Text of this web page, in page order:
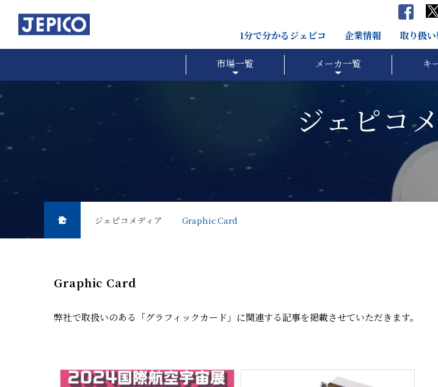
1分で分かるジェピコ 企業情報 取り扱
市場一覧 メーカ一覧 キ
ジェピコ
ジェピコメディア Graphic Card
Graphic Card
弊社で取扱いのある「グラフィックカード」に関連する記事を掲載させていただきます。